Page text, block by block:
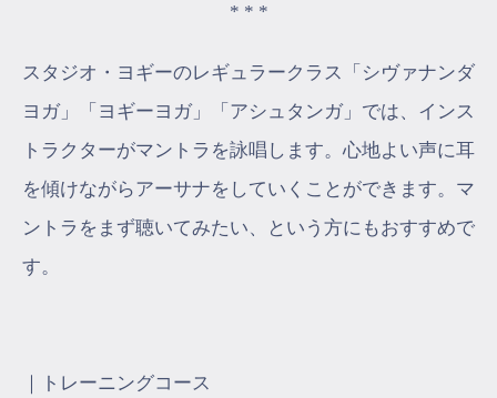
* * *
スタジオ・ヨギーのレギュラークラス「シヴァナンダ
ヨガ」「ヨギーヨガ」「アシュタンガ」では、インス
トラクターがマントラを詠唱します。心地よい声に耳
を傾けながらアーサナをしていくことができます。マ
ントラをまず聴いてみたい、という方にもおすすめで
す。
｜トレーニングコース